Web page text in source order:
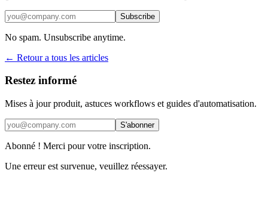
Subscribe
No spam. Unsubscribe anytime.
← Retour a tous les articles
Restez informé
Mises à jour produit, astuces workflows et guides d'automatisation.
S'abonner
Abonné ! Merci pour votre inscription.
Une erreur est survenue, veuillez réessayer.